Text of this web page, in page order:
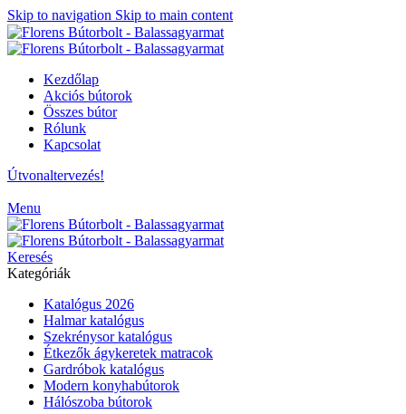
Skip to navigation Skip to main content
Kezdőlap
Akciós bútorok
Összes bútor
Rólunk
Kapcsolat
Útvonaltervezés!
Menu
Keresés
Kategóriák
Katalógus 2026
Halmar katalógus
Szekrénysor katalógus
Étkezők ágykeretek matracok
Gardróbok katalógus
Modern konyhabútorok
Hálószoba bútorok